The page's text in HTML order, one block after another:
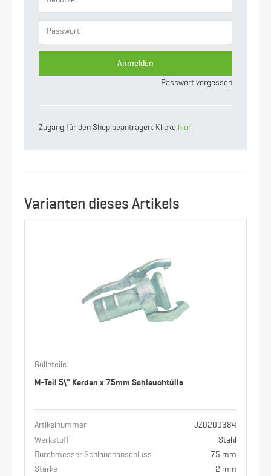
Flanschgröße
Anmelden
Passwort vergessen
Zugang für den Shop beantragen. Klicke hier.
Varianten dieses Artikels
Gülleteile
M-Teil 5\" Kardan x 75mm Schlauchtülle
Artikelnummer
JZ0200384
Werkstoff
Stahl
Durchmesser Schlauchanschluss
75 mm
Stärke
2 mm